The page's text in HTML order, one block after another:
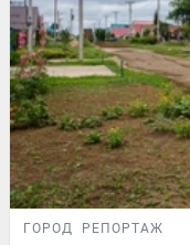
ГОРОД РЕПОРТАЖ